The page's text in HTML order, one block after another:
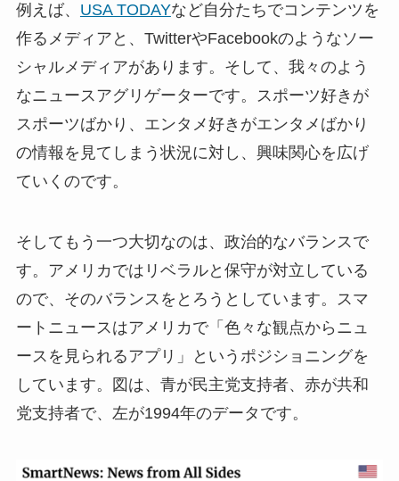
例えば、 USA TODAYなど自分たちでコンテンツを
作るメディアと、TwitterやFacebookのようなソー
シャルメディアがあります。そして、我々のよう
なニュースアグリゲーターです。スポーツ好きが
スポーツばかり、エンタメ好きがエンタメばかり
の情報を見てしまう状況に対し、興味関心を広げ
ていくのです。
そしてもう一つ大切なのは、政治的なバランスで
す。アメリカではリベラルと保守が対立している
ので、そのバランスをとろうとしています。スマ
ートニュースはアメリカで「色々な観点からニュ
ースを見られるアプリ」というポジショニングを
しています。図は、青が民主党支持者、赤が共和
党支持者で、左が1994年のデータです。